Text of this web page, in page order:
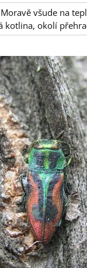
všude na
kotlina, okolí